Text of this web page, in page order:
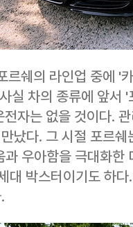
르쉐의 라인업 중에 '
실 차의 종류에 앞서
자는 없을 것이다.
났다. 그 시절 포르
과 우아함을 극대화
대 박스터이기도 하